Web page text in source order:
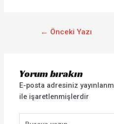
← Önceki Yazı
Yorum bırakın
E-posta adresiniz
ile işaretlenmişlerdir